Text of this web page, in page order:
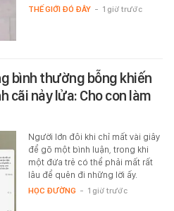
THẾ GIỚI ĐÓ ĐÂY - 1 giờ trước
bình thường bỗng khiến
cãi nảy lửa: Cho con làm
Người lớn đôi khi chỉ mất vài giây
để gõ một bình luận, trong khi
một đứa trẻ có thể phải mất rất
lâu để quên đi những lời ấy.
HỌC ĐƯỜNG - 1 giờ trước